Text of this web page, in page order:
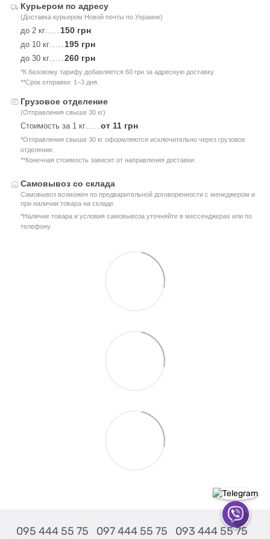
Курьером по адресу
(Доставка курьером Новой почты по Украине)
до 2 кг..... 150 грн
до 10 кг..... 195 грн
до 30 кг.....260 грн
*К базовому тарифу добавляется 60 грн за адресную доставку.
**Срок отправки: 1–3 дня.
Грузовое отделение
(Отправления свыше 30 кг)
Стоимость за 1 кг.....от 11 грн
*Отправления свыше 30 кг оформляются исключительно через грузовое
отделение.
**Конечная стоимость зависит от направления доставки.
Самовывоз со склада
Самовывоз возможен по предварительной договоренности с менеджером и
при наличии товара на складе.
*Наличие товара и условия самовывоза уточняйте в мессенджерах или по
телефону.
095 444 55 75 097 444 55 75 093 444 55 75